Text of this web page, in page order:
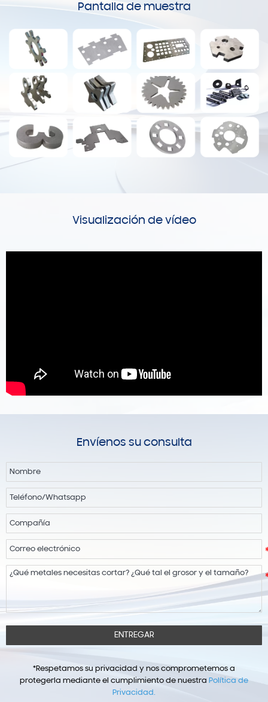
Pantalla de muestra
Visualización de vídeo
Envíenos su consulta
ENTREGAR
*Respetamos su privacidad y nos comprometemos a
protegerla mediante el cumplimiento de nuestra Política de
Privacidad.